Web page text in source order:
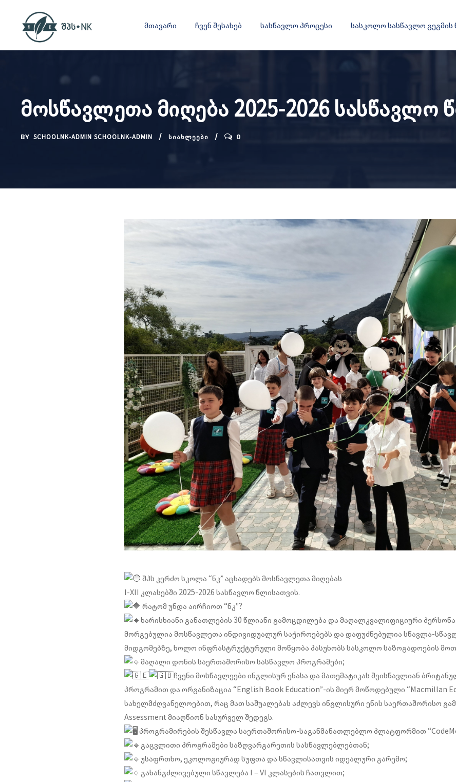
მთავარი ჩვენ შესახებ სასწავლო პროცესი სასკოლო სასწავლო გეგმის
მოსწავლეთა მიღება 2025-2026 სასწავლო
BY SCHOOLNK-ADMIN SCHOOLNK-ADMIN ᲡᲘᲐᲮᲚᲔᲔᲑᲘ 0
შპს კერძო სკოლა “ნკ” აცხადებს მოსწავლეთა მიღებას
I-XII კლასებში 2025-2026 სასწავლო წლისათვის.
რატომ უნდა აირჩიოთ “ნკ”?
ხარისხიანი განათლების 30 წლიანი გამოცდილება და მაღალკვალიფიციური
მორგებულია მოსწავლეთა ინდივიდუალურ საჭიროებებს და დაფუძნებულია სწავლა-
მიდგომებზე, ხოლო ინფრასტრუქტურული მოწყობა პასუხობს სასკოლო საზოგადოების
მაღალი დონის საერთაშორისო სასწავლო პროგრამები;
ჩვენი მოსწავლეები ინგლისურ ენასა და მათემატიკას შეისწავლიან
პროგრამით და ორგანიზაცია “English Book Education”-ის მიერ მოწოდებული “Macmillan
სახელმძღვანელოებით, რაც მათ საშუალებას აძლევს ინგლისური ენის საერთაშორისო
Assessment მიაღწიონ სასურველ შედეგს.
პროგრამირების შესწავლა საერთაშორისო-საგანმანათლებლო პლატფორმით
გაცვლითი პროგრამები საზღვარგარეთის სასწავლებლებთან;
უსაფრთხო, ეკოლოგიურად სუფთა და სწავლისათვის იდეალური გარემო;
გახანგძლივებული სწავლება I – VI კლასების ჩათვლით;